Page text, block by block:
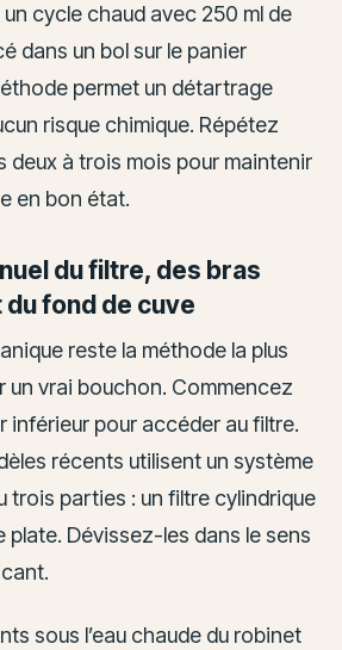
cycle chaud avec 250 ml de
dans un bol sur le panier
permet un détartrage
risque chimique. Répétez
deux à trois mois pour maintenir
en bon état.
du filtre, des bras
fond de cuve
reste la méthode la plus
un vrai bouchon. Commencez
inférieur pour accéder au filtre.
récents utilisent un système
trois parties : un filtre cylindrique
plate. Dévissez-les dans le sens
sous l’eau chaude du robinet